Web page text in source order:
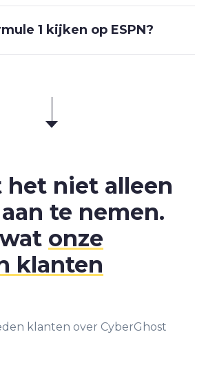
1 kijken op ESPN?
het niet alleen
te nemen.
onze
klanten
klanten over CyberGhost